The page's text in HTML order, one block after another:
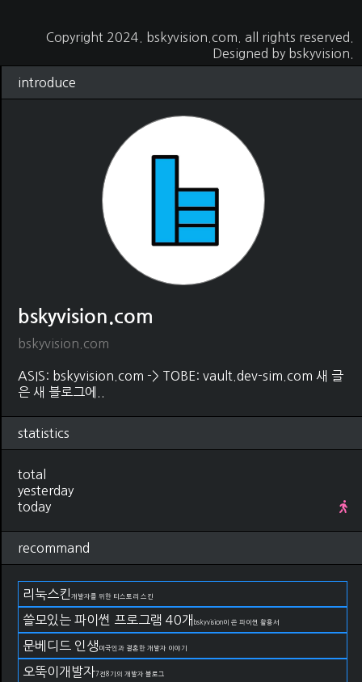
Copyright 2024. bskyvision.com . all rights reserved.
Designed by bskyvision.
introduce
bskyvision.com
bskyvision.com
ASIS: bskyvision.com -> TOBE: vault.dev-sim.com 새 글
은 새 블로그에..
statistics
total
yesterday
today
recommand
리눅스킨 개발자를 위한 티스토리 스킨
쓸모있는 파이썬 프로그램 40개 bskyvision이 쓴 파이썬 활용서
문베디드 인생 미국인과 결혼한 개발자 이야기
오뚝이개발자7전8기의 개발자 블로그